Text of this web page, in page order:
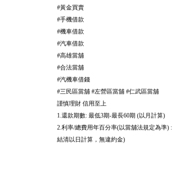
#黃金買賣
#手機借款
#機車借款
#汽車借款
#高雄當舖
#合法當舖
#汽機車借錢
#三民區當舖 #左營區當舖 #仁武區當舖
謹慎理財信用至上
1.還款期數: 最低3期-最長60期 (以月計算)
2.利率/總費用年百分率(以當舖法規定為準) :
結清以日計算，無違約金)